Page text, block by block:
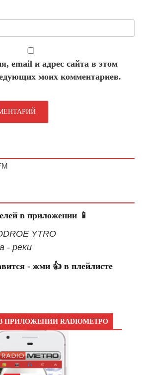
email и адрес сайта в этом
моих комментариев.
в приложении 📱
YTRO
- реки
- жми 👍 в плейлисте
ПРИЛОЖЕНИИ RADIOМЕТРО